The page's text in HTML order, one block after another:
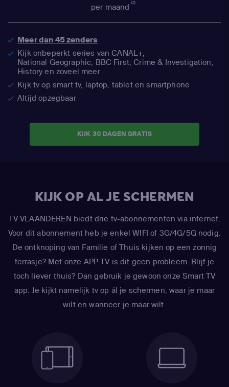
per maand(2)
Meer dan 45 zenders
Kijk onbeperkt series van CANAL+,
National Geographic, BBC First, Crime & Investigation,
History en zoveel meer
Kijk tv op smart tv, laptop, tablet en smartphone
Altijd opzegbaar
KIJK 30 DAGEN GRATIS
KIJK OP AL JE SCHERMEN
TV VLAANDEREN biedt drie tv-abonnementen via internet.
Voor dit abonnement heb je enkel WIFI of 3G/4G/5G nodig.
De ontknoping van Familie of Thuis kijken op een zonnig
terrasje? Met onze APP TV is dit geen probleem. Blijf je
toch liever thuis? Dan gebruik je gewoon onze Smart TV
app. Je kijkt namelijk tv op ál je schermen, waar je maar
wilt en wanneer je maar wilt.